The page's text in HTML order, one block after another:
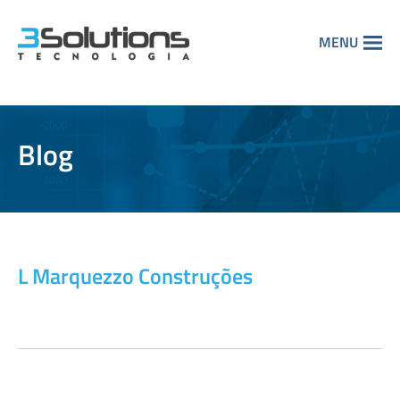
MENU
Blog
L Marquezzo Construções